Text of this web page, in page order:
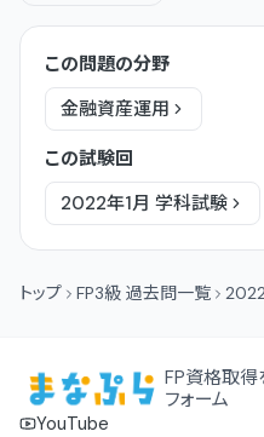
この問題の分野
金融資産運用
この試験回
2022年1月 学科試験
トップ FP3級 過去問一覧
FP資格取得
フォーム
YouTube